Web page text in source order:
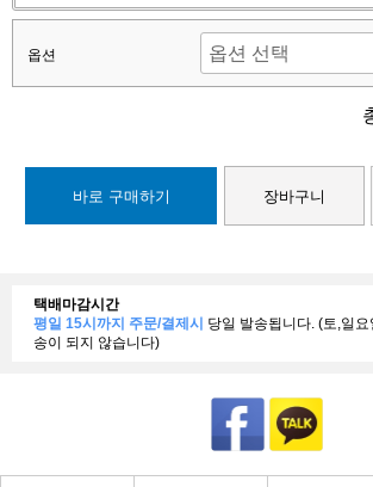
옵션
바로 구매하기 장바구니
택배마감시간
평일 15시까지 주문/결제시 당일 발송됩니다. (토,일
송이 되지 않습니다)